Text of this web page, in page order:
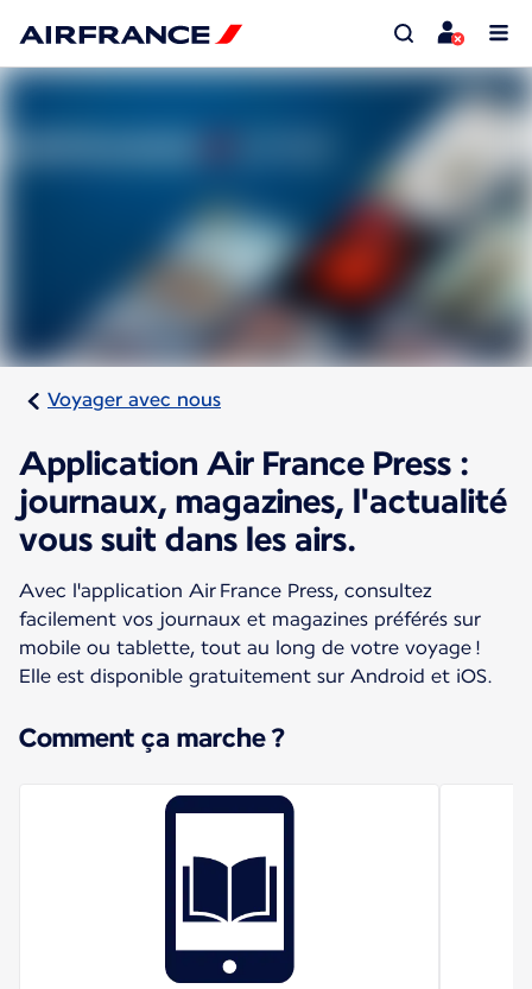
Voyager avec nous
Application Air France Press :
journaux, magazines, l'actualité
vous suit dans les airs.
Avec l'application Air France Press, consultez
facilement vos journaux et magazines préférés sur
mobile ou tablette, tout au long de votre voyage !
Elle est disponible gratuitement sur Android et iOS.
Comment ça marche ?